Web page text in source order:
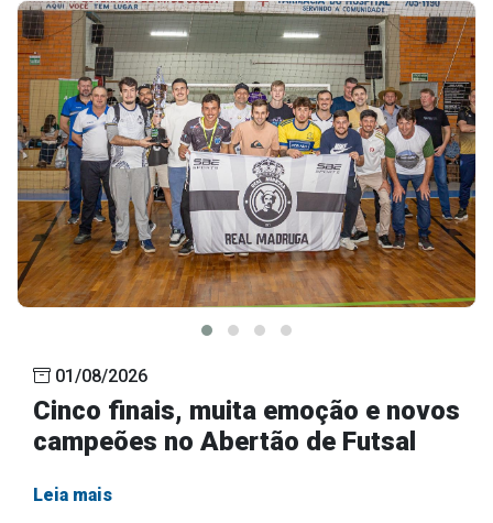
01/08/2026
Cinco finais, muita emoção e novos
campeões no Abertão de Futsal
Leia mais